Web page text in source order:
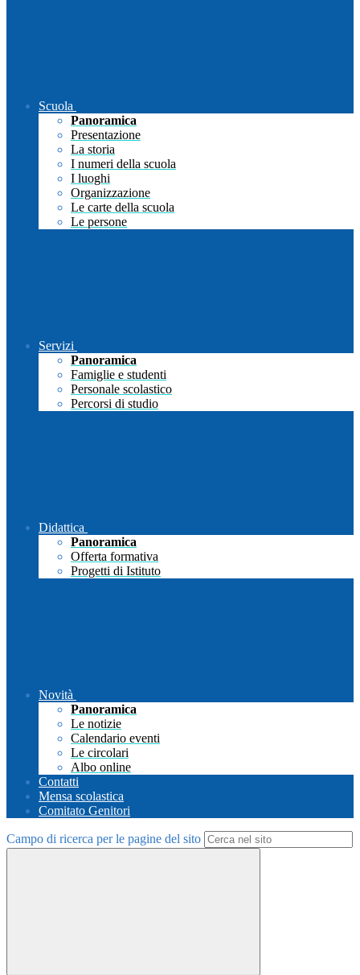
Scuola
Panoramica
Presentazione
La storia
I numeri della scuola
I luoghi
Organizzazione
Le carte della scuola
Le persone
Servizi
Panoramica
Famiglie e studenti
Personale scolastico
Percorsi di studio
Didattica
Panoramica
Offerta formativa
Progetti di Istituto
Novità
Panoramica
Le notizie
Calendario eventi
Le circolari
Albo online
Contatti
Mensa scolastica
Comitato Genitori
Campo di ricerca per le pagine del sito